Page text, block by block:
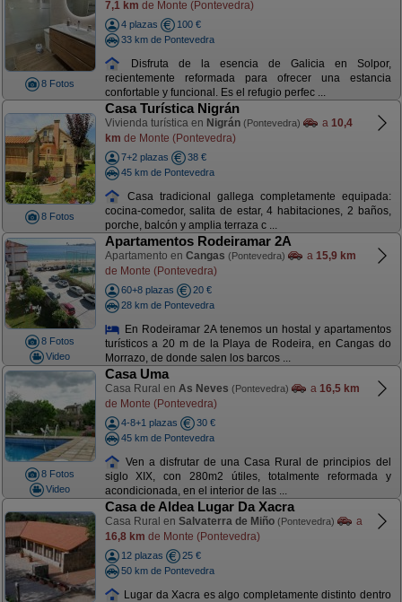
8 Fotos
7,1 km de Monte (Pontevedra)
4 plazas
100 €
33 km de Pontevedra
Disfruta de la esencia de Galicia en Solpor,
recientemente reformada para ofrecer una estancia
confortable y funcional. Es el refugio perfec ...
8 Fotos
Casa Turística Nigrán
Vivienda turística en Nigrán (Pontevedra) a 10,4
km de Monte (Pontevedra)
7+2 plazas
38 €
45 km de Pontevedra
Casa tradicional gallega completamente equipada:
cocina-comedor, salita de estar, 4 habitaciones, 2 baños,
porche, balcón y amplia terraza c ...
8 Fotos
Video
Apartamentos Rodeiramar 2A
Apartamento en Cangas (Pontevedra) a 15,9 km
de Monte (Pontevedra)
60+8 plazas
20 €
28 km de Pontevedra
En Rodeiramar 2A tenemos un hostal y apartamentos
turísticos a 20 m de la Playa de Rodeira, en Cangas do
Morrazo, de donde salen los barcos ...
8 Fotos
Video
Casa Uma
Casa Rural en As Neves (Pontevedra) a 16,5 km
de Monte (Pontevedra)
4-8+1 plazas
30 €
45 km de Pontevedra
Ven a disfrutar de una Casa Rural de principios del
siglo XIX, con 280m2 útiles, totalmente reformada y
acondicionada, en el interior de las ...
Casa de Aldea Lugar Da Xacra
Casa Rural en Salvaterra de Miño (Pontevedra)
a
16,8 km de Monte (Pontevedra)
12 plazas
25 €
50 km de Pontevedra
Lugar da Xacra es algo completamente distinto dentro